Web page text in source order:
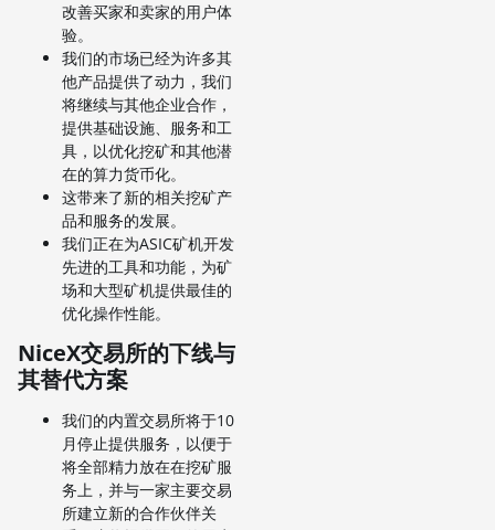
改善买家和卖家的用户体
验。
我们的市场已经为许多其
他产品提供了动力，我们
将继续与其他企业合作，
提供基础设施、服务和工
具，以优化挖矿和其他潜
在的算力货币化。
这带来了新的相关挖矿产
品和服务的发展。
我们正在为ASIC矿机开发
先进的工具和功能，为矿
场和大型矿机提供最佳的
优化操作性能。
NiceX交易所的下线与
其替代方案
我们的内置交易所将于10
月停止提供服务，以便于
将全部精力放在在挖矿服
务上，并与一家主要交易
所建立新的合作伙伴关